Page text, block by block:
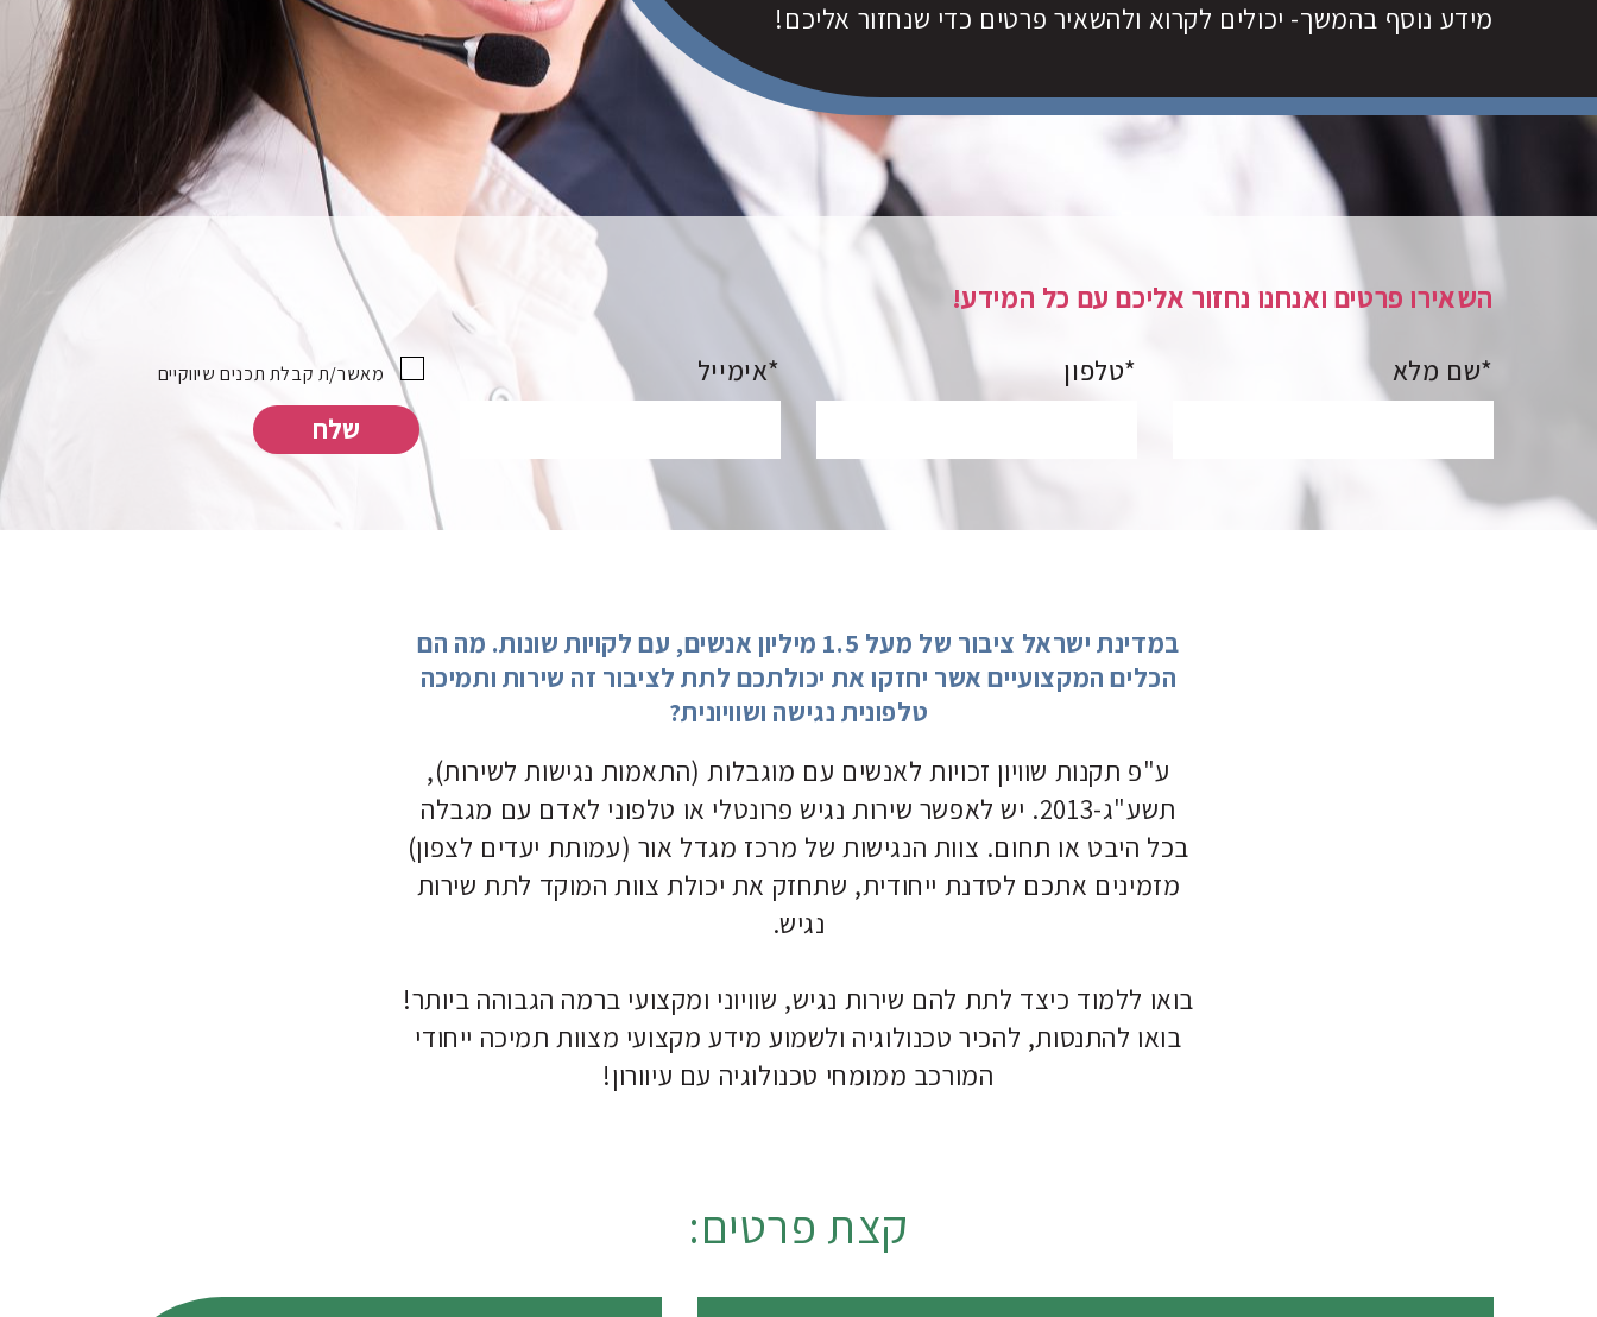
מידע נוסף בהמשך- יכולים לקרוא ולהשאיר פרטים כדי שנחזור אליכם!
השאירו פרטים ואנחנו נחזור אליכם עם כל המידע!
שם מלא* טלפון* אימייל* מאשר/ת קבלת תכנים שיווקיים
במדינת ישראל ציבור של מעל 1.5 מיליון אנשים, עם לקויות שונות. מה הם
הכלים המקצועיים אשר יחזקו את יכולתכם לתת לציבור זה שירות ותמיכה
טלפונית נגישה ושוויונית?
ע"פ תקנות שוויון זכויות לאנשים עם מוגבלות (התאמות נגישות לשירות),
תשע"ג-2013. יש לאפשר שירות נגיש פרונטלי או טלפוני לאדם עם מגבלה
בכל היבט או תחום. צוות הנגישות של מרכז מגדל אור (עמותת יעדים לצפון)
מזמינים אתכם לסדנת ייחודית, שתחזק את יכולת צוות המוקד לתת שירות
נגיש.
בואו ללמוד כיצד לתת להם שירות נגיש, שוויוני ומקצועי ברמה הגבוהה ביותר!
בואו להתנסות, להכיר טכנולוגיה ולשמוע מידע מקצועי מצוות תמיכה ייחודי
המורכב ממומחי טכנולוגיה עם עיוורון!
קצת פרטים: